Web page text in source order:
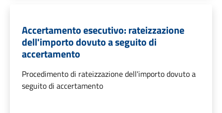
Accertamento esecutivo: rateizzazione
dell'importo dovuto a seguito di
accertamento
Procedimento di rateizzazione dell'importo dovuto a
seguito di accertamento